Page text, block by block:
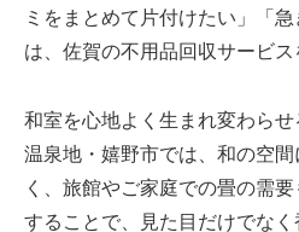
ミをまとめて片付けたい」「
は、佐賀の不用品回収サービス
和室を心地よく生まれ変わらせ
温泉地・嬉野市では、和の空
く、旅館やご家庭での畳の需
することで、見た目だけでな